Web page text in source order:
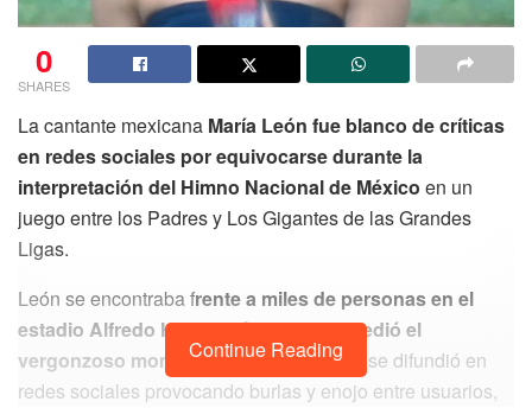
0
SHARES
La cantante mexicana María León fue blanco de críticas
en redes sociales por equivocarse durante la
interpretación del Himno Nacional de México en un
juego entre los Padres y Los Gigantes de las Grandes
Ligas.
León se encontraba frente a miles de personas en el
estadio Alfredo Harp Helú cuando sucedió el
vergonzoso momentoque rápidamente se difundió en
redes sociales provocando burlas y enojo entre usuarios,
Continue Reading